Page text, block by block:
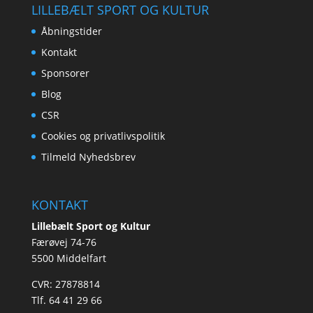
LILLEBÆLT SPORT OG KULTUR
Åbningstider
Kontakt
Sponsorer
Blog
CSR
Cookies og privatlivspolitik
Tilmeld Nyhedsbrev
KONTAKT
Lillebælt Sport og Kultur
Færøvej 74-76
​5500 Middelfart
​CVR: 27878814
Tlf. 64 41 29 66